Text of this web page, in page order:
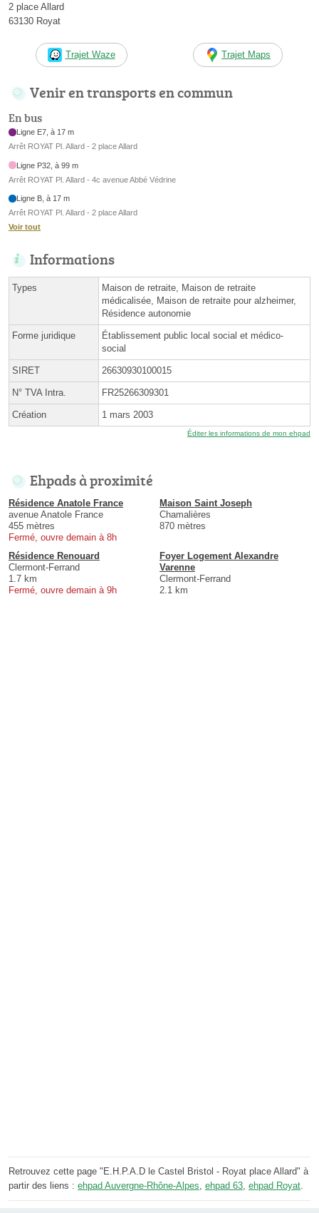
2 place Allard
63130 Royat
Trajet Waze Trajet Maps
Venir en transports en commun
En bus
Ligne E7, à 17 m
Arrêt ROYAT Pl. Allard - 2 place Allard
Ligne P32, à 99 m
Arrêt ROYAT Pl. Allard - 4c avenue Abbé Védrine
Ligne B, à 17 m
Arrêt ROYAT Pl. Allard - 2 place Allard
Voir tout
Informations
Types
Maison de retraite, Maison de retraite
médicalisée, Maison de retraite pour alzheimer,
Résidence autonomie
Forme juridique
Établissement public local social et médico-
social
SIRET 26630930100015
N° TVA Intra. FR25266309301
Création 1 mars 2003
Éditer les informations de mon ehpad
Ehpads à proximité
Résidence Anatole France
avenue Anatole France
455 mètres
Fermé, ouvre demain à 8h
Maison Saint Joseph
Chamalières
870 mètres
Résidence Renouard
Clermont-Ferrand
1.7 km
Fermé, ouvre demain à 9h
Foyer Logement Alexandre
Varenne
Clermont-Ferrand
2.1 km
Retrouvez cette page "E.H.P.A.D le Castel Bristol - Royat place Allard" à
partir des liens : ehpad Auvergne-Rhône-Alpes, ehpad 63, ehpad Royat.